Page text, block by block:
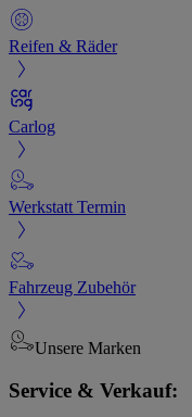
Reifen & Räder
Carlog
Werkstatt Termin
Fahrzeug Zubehör
Unsere Marken
Service & Verkauf: